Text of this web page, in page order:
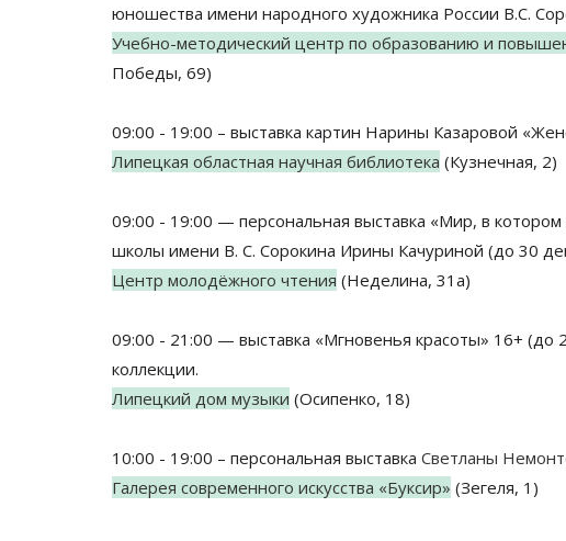
юношества имени народного художника России В.С.
Учебно-методический центр по образованию и
Победы, 69)
09:00 - 19:00 – выставка картин Нарины Казаровой
Липецкая областная научная библиотека (Кузнечная, 2)
09:00 - 19:00 — персональная выставка «Мир, в
школы имени В. С. Сорокина Ирины Качуриной (до 30
Центр молодёжного чтения (Неделина, 31а)
09:00 - 21:00 — выставка «Мгновенья красоты» 16+ (до
коллекции.
Липецкий дом музыки (Осипенко, 18)
10:00 - 19:00 – персональная выставка Светланы
Галерея современного искусства «Буксир» (Зегеля, 1)